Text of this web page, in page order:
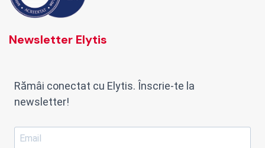
Newsletter Elytis
Rămâi conectat cu Elytis. Înscrie-te la
newsletter!